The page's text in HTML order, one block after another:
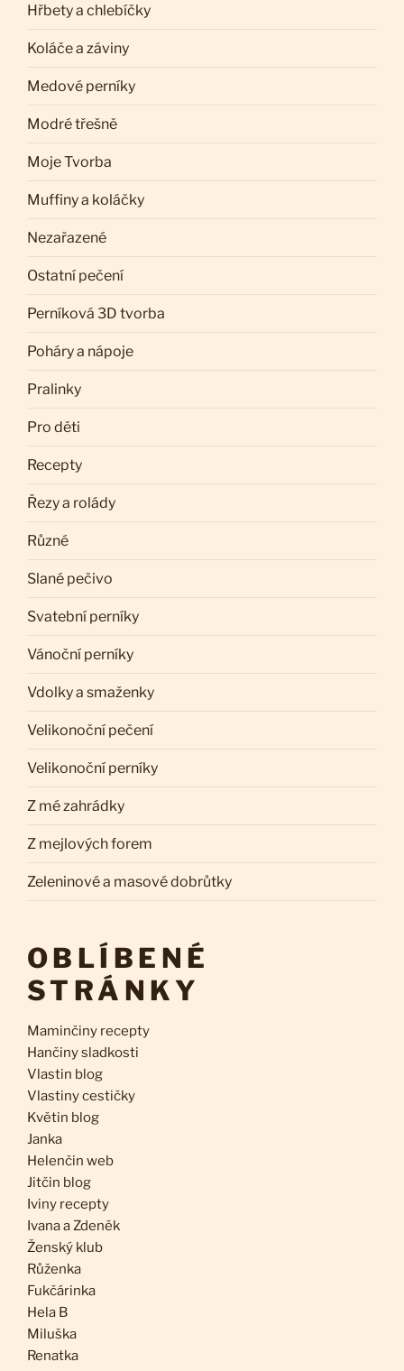
Hřbety a chlebíčky
Koláče a záviny
Medové perníky
Modré třešně
Moje Tvorba
Muffiny a koláčky
Nezařazené
Ostatní pečení
Perníková 3D tvorba
Poháry a nápoje
Pralinky
Pro děti
Recepty
Řezy a rolády
Různé
Slané pečivo
Svatební perníky
Vánoční perníky
Vdolky a smaženky
Velikonoční pečení
Velikonoční perníky
Z mé zahrádky
Z mejlových forem
Zeleninové a masové dobrůtky
OBLÍBENÉ
STRÁNKY
Maminčiny recepty
Hančiny sladkosti
Vlastin blog
Vlastiny cestičky
Květin blog
Janka
Helenčin web
Jitčin blog
Iviny recepty
Ivana a Zdeněk
Ženský klub
Růženka
Fukčárinka
Hela B
Miluška
Renatka